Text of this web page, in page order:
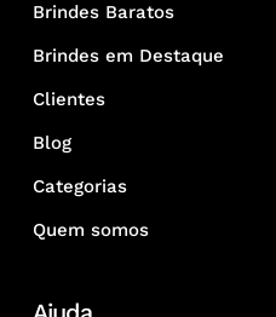
Brindes Baratos
Brindes em Destaque
Clientes
Blog
Categorias
Quem somos